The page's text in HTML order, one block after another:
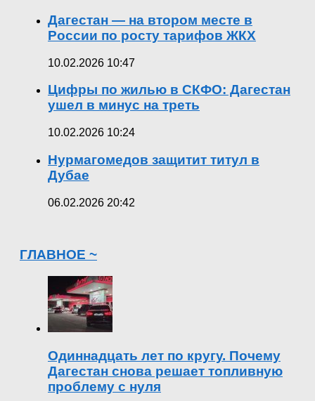
Дагестан — на втором месте в
России по росту тарифов ЖКХ
10.02.2026 10:47
Цифры по жилью в СКФО: Дагестан
ушел в минус на треть
10.02.2026 10:24
Нурмагомедов защитит титул в
Дубае
06.02.2026 20:42
ГЛАВНОЕ ~
Одиннадцать лет по кругу. Почему
Дагестан снова решает топливную
проблему с нуля